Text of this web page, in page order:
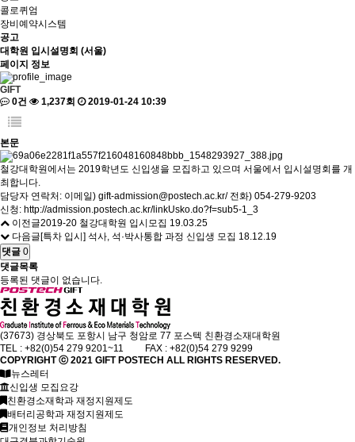
콜로퀴엄
장비예약시스템
공고
대학원 입시설명회 (서울)
페이지 정보
GIFT
0건
1,237회 2019-01-24 10:39
본문
철강대학원에서는 2019학년도 신입생을 모집하고 있으며 서울에서 입시설명회를 개
최합니다.
담당자 연락처 : 이메일) gift-admission@postech.ac.kr/ 전화) 054-279-9203
신청: http://admission.postech.ac.kr/linkUsko.do?f=sub5-1_3
이전글2019-20 철강대학원 입시모집 19.03.25
다음글[특차 입시] 석사, 석·박사통합 과정 신입생 모집 18.12.19
댓글 0
댓글목록
등록된 댓글이 없습니다.
(37673) 경상북도 포항시 남구 청암로 77 포스텍 친환경소재대학원
TEL : +82(0)54 279 9201~11 FAX : +82(0)54 279 9299
COPYRIGHT ⓒ 2021 GIFTPOSTECH ALL RIGHTS RESERVED.
뉴스레터
신입생 모집요강
친환경소재학과 재정지원제도
배터리공학과 재정지원제도
개인정보 처리방침